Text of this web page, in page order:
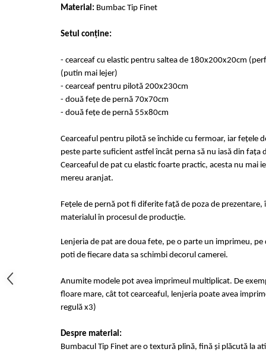
Cearceaf cu elastic 4 piese
Lenjerii Catifea
Cearceaf cu elastic
Cearceaf normal
Lenjerii Pufoase Fluffy/ Rabbit
Bumbac Neted Nesatinat
Bumbac 100%
Lenjerii Satin Premium
Lenjerii Jacquard
Lenjerii Matase
Lenjerii Creponate
Lenjerii pentru PASTE
Set Lenjerie + Draperii Pat Dublu
Huse De Pat Tricotate 160x200cm
Huse Impermeabile 160x200cm
Huse Impermeabile 180x200cm
Material: Bumbac Tip Finet
Setul conține:
- cearceaf cu elastic pentru saltea de 180x200x20cm
(putin mai lejer)
- cearceaf pentru pilotă 200x230cm
- două fețe de pernă 70x70cm
- două fețe de pernă 55x80cm
Cearceaful pentru pilotă se închide cu fermoar, iar fețele
peste parte suficient astfel încât perna să nu iasă din fața
Cearceaful de pat cu elastic foarte practic, acesta nu mai
mereu aranjat.
Fețele de pernă pot fi diferite față de poza de
materialul în procesul de producție.
Lenjeria de pat are doua fete, pe o parte un imprimeu, pe
poti de fiecare data sa schimbi decorul camerei.
Anumite modele pot avea imprimeul multiplicat. De
floare mare, cât tot cearceaful, lenjeria poate avea
regulă x3)
Despre material:
Bumbacul Tip Finet are o textură plină, fină și plăcută la